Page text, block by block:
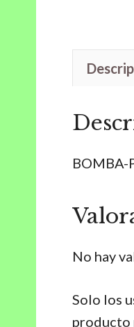
BOMBA-
No hay
Solo los
producto